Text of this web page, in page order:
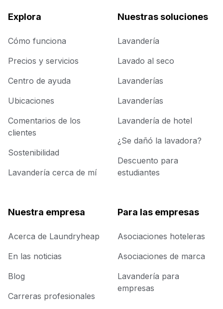
Explora
Cómo funciona
Precios y servicios
Centro de ayuda
Ubicaciones
Comentarios de los
clientes
Sostenibilidad
Lavandería cerca de mí
Nuestras soluciones
Lavandería
Lavado al seco
Lavanderías
Lavanderías
Lavandería de hotel
¿Se dañó la lavadora?
Descuento para
estudiantes
Nuestra empresa
Acerca de Laundryheap
En las noticias
Blog
Carreras profesionales
Para las empresas
Asociaciones hoteleras
Asociaciones de marca
Lavandería para
empresas